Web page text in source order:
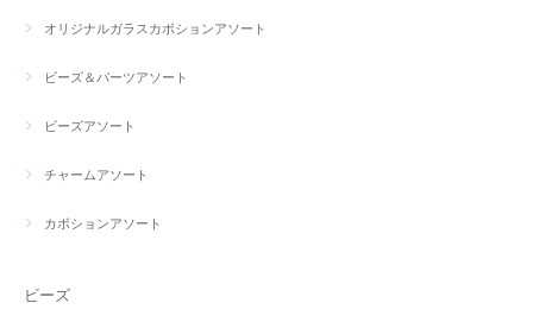
オリジナルガラスカボションアソート
ビーズ＆パーツアソート
ビーズアソート
チャームアソート
カボションアソート
ビーズ